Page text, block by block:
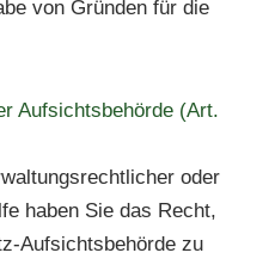
von Gründen für die
Aufsichtsbehörde (Art.
oder
haben Sie das Recht,
Aufsichtsbehörde zu